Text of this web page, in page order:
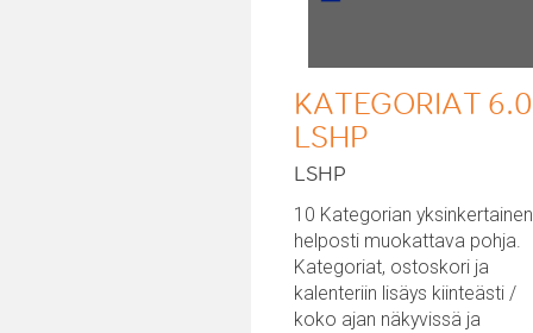
KATEGORIAT 6.0
LSHP
LSHP
10 Kategorian
helposti muokattava pohja.
Kategoriat, ostoskori ja
kalenteriin lisäys kiinteästi /
koko ajan näkyvissä ja